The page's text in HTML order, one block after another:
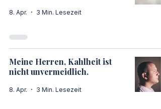
8. Apr. 3 Min. Lesezeit
Meine Herren, Kahlheit ist
nicht unvermeidlich.
8. Apr. 3 Min. Lesezeit